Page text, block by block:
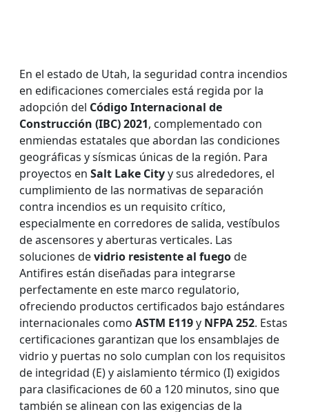
En el estado de Utah, la seguridad contra incendios
en edificaciones comerciales está regida por la
adopción del Código Internacional de
Construcción (IBC) 2021, complementado con
enmiendas estatales que abordan las condiciones
geográficas y sísmicas únicas de la región. Para
proyectos en Salt Lake Cityy sus alrededores, el
cumplimiento de las normativas de separación
contra incendios es un requisito crítico,
especialmente en corredores de salida, vestíbulos
de ascensores y aberturas verticales. Las
soluciones devidrio resistente al fuegode
Antifires están diseñadas para integrarse
perfectamente en este marco regulatorio,
ofreciendo productos certificados bajo estándares
internacionales como ASTM E119y NFPA 252. Estas
certificaciones garantizan que los ensamblajes de
vidrio y puertas no solo cumplan con los requisitos
de integridad (E) y aislamiento térmico (I) exigidos
para clasificaciones de 60 a 120 minutos, sino que
también se alinean con las exigencias de la